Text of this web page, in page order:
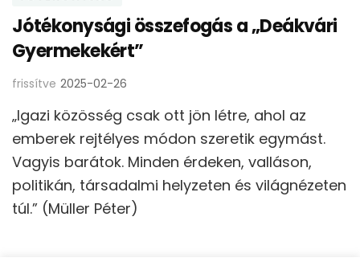
Jótékonysági összefogás a „Deákvári
Gyermekekért”
frissítve 2025-02-26
„Igazi közösség csak ott jön létre, ahol az
emberek rejtélyes módon szeretik egymást.
Vagyis barátok. Minden érdeken, valláson,
politikán, társadalmi helyzeten és világnézeten
túl.” (Müller Péter)